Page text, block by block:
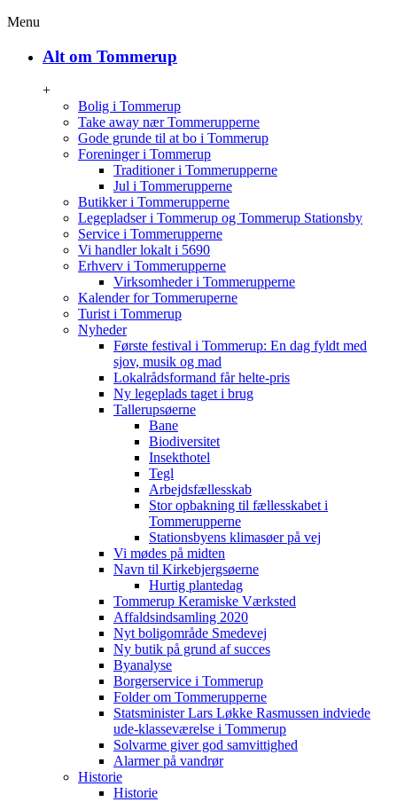
Menu
Alt om Tommerup
+
Bolig i Tommerup
Take away nær Tommerupperne
Gode grunde til at bo i Tommerup
Foreninger i Tommerup
Traditioner i Tommerupperne
Jul i Tommerupperne
Butikker i Tommerupperne
Legepladser i Tommerup og Tommerup Stationsby
Service i Tommerupperne
Vi handler lokalt i 5690
Erhverv i Tommerupperne
Virksomheder i Tommerupperne
Kalender for Tommeruperne
Turist i Tommerup
Nyheder
Første festival i Tommerup: En dag fyldt med
sjov, musik og mad
Lokalrådsformand får helte-pris
Ny legeplads taget i brug
Tallerupsøerne
Bane
Biodiversitet
Insekthotel
Tegl
Arbejdsfællesskab
Stor opbakning til fællesskabet i
Tommerupperne
Stationsbyens klimasøer på vej
Vi mødes på midten
Navn til Kirkebjergsøerne
Hurtig plantedag
Tommerup Keramiske Værksted
Affaldsindsamling 2020
Nyt boligområde Smedevej
Ny butik på grund af succes
Byanalyse
Borgerservice i Tommerup
Folder om Tommerupperne
Statsminister Lars Løkke Rasmussen indviede
ude-klasseværelse i Tommerup
Solvarme giver god samvittighed
Alarmer på vandrør
Historie
Historie